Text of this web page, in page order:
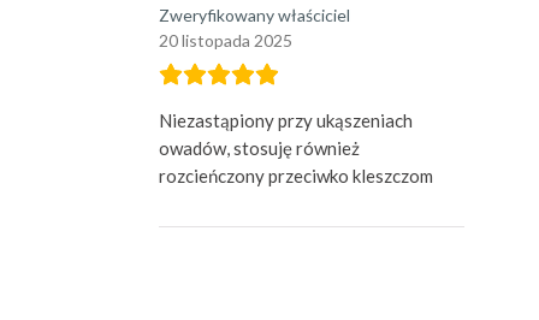
Zweryfikowany właściciel
20 listopada 2025
Niezastąpiony przy ukąszeniach
owadów, stosuję również
rozcieńczony przeciwko kleszczom